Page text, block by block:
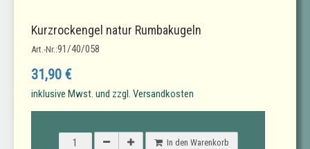
Kurzrockengel natur Rumbakugeln
Art.-Nr.:91/40/058
31,90 €
inklusive Mwst. und zzgl. Versandkosten
In den Warenkorb